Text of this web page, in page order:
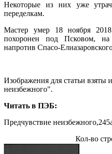
Некоторые из них уже
переделкам.
Мастер умер 18 ноября
похоронен под Псковом, на
напротив Спасо-
Изображения для статьи взяты
неизбежного".
Читать в ПЭБ:
Предчувствие
Кол-во